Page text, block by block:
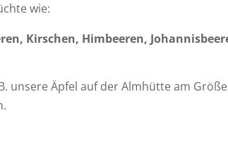
wie:
Kirschen, Himbeeren,
unsere Äpfel auf der Almhütte am